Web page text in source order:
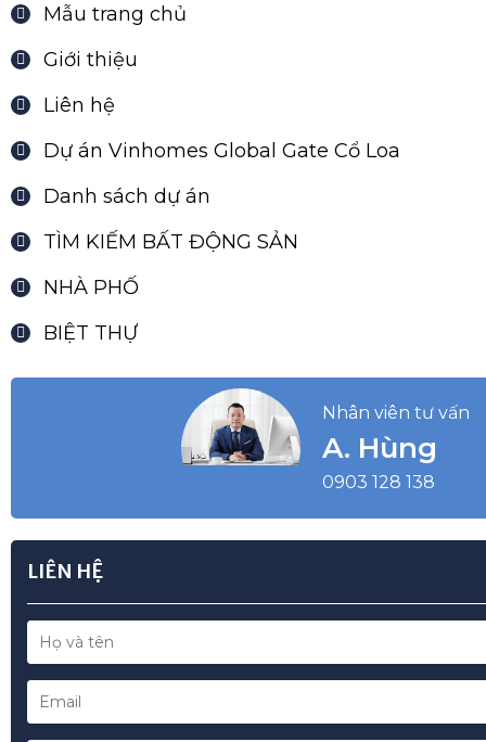
Mẫu trang chủ
Giới thiệu
Liên hệ
Dự án Vinhomes Global Gate Cổ Loa
Danh sách dự án
TÌM KIẾM BẤT ĐỘNG SẢN
NHÀ PHỐ
BIỆT THỰ
Nhân viên tư vấn
A. Hùng
0903 128 138
LIÊN HỆ